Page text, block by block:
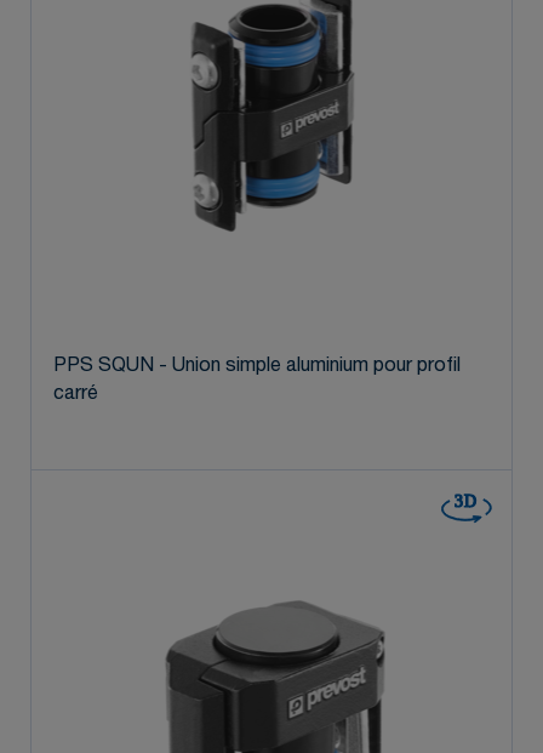
PPS SQUN - Union simple aluminium pour profil
carré
3D